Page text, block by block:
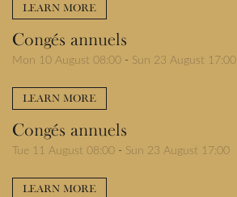
LEARN MORE
Congés annuels
Mon 10 August 08:00 - Sun 23 August 17:00
LEARN MORE
Congés annuels
Tue 11 August 08:00 - Sun 23 August 17:00
LEARN MORE